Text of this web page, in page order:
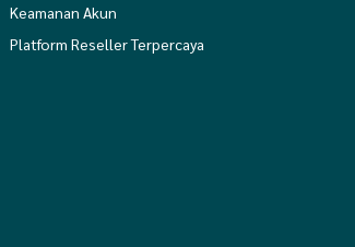
Keamanan Akun
Platform Reseller Terpercaya